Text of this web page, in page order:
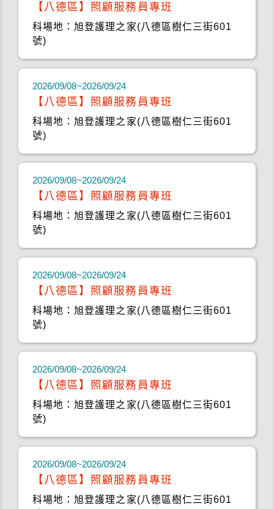
【八德區】照顧服務員專班
科場地：旭登護理之家(八德區樹仁三街601
號)
2026/09/08~2026/09/24
【八德區】照顧服務員專班
科場地：旭登護理之家(八德區樹仁三街601
號)
2026/09/08~2026/09/24
【八德區】照顧服務員專班
科場地：旭登護理之家(八德區樹仁三街601
號)
2026/09/08~2026/09/24
【八德區】照顧服務員專班
科場地：旭登護理之家(八德區樹仁三街601
號)
2026/09/08~2026/09/24
【八德區】照顧服務員專班
科場地：旭登護理之家(八德區樹仁三街601
號)
2026/09/08~2026/09/24
【八德區】照顧服務員專班
科場地：旭登護理之家(八德區樹仁三街601